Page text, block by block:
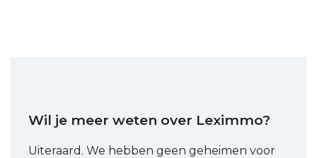
Wil je meer weten over Leximmo?
Uiteraard. We hebben geen geheimen voor